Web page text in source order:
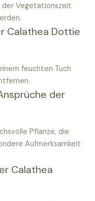
Vegetationszeit
Calathea Dottie
feuchten Tuch
der
Pflanze, die
Aufmerksamkeit
Calathea